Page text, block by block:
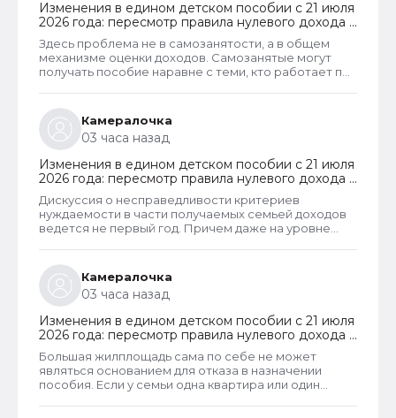
Изменения в едином детском пособии с 21 июля
2026 года: пересмотр правила нулевого дохода и
новый порядок оформления пособий по месту
пребывания
Здесь проблема не в самозанятости, а в общем
механизме оценки доходов. Самозанятые могут
получать пособие наравне с теми, кто работает по
критерию нуждаемости. Согласно данному
критерию, их среднедушевой доход не должен
превышать прожиточный минимум на каждого
члена семьи. И если доход заявителя хотя бы на 1
рубль превысит установленный предел, то в
пособии отказывают, что конечно же
несправедливо.
Камералочка
03 часа назад
Изменения в едином детском пособии с 21 июля
2026 года: пересмотр правила нулевого дохода и
новый порядок оформления пособий по месту
пребывания
Дискуссия о несправедливости критериев
нуждаемости в части получаемых семьей доходов
ведется не первый год. Причем даже на уровне
пересмотреть. В начале года данные критерии
действительно пересмотрели. Но сделали это
только для многодетных семей. Теперь при
незначительном превышении доходов таких семей
показателей прожиточного минимума пособие они
все равно получают. Но других семей это не
коснулось.
Камералочка
03 часа назад
Изменения в едином детском пособии с 21 июля
2026 года: пересмотр правила нулевого дохода и
новый порядок оформления пособий по месту
пребывания
Большая жилплощадь сама по себе не может
являться основанием для отказа в назначении
пособия. Если у семьи одна квартира или один